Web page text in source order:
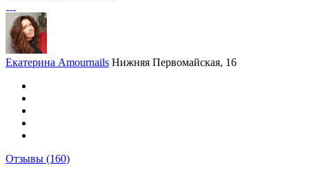
Екатерина Amournails Нижняя Первомайская, 16
Отзывы (160)